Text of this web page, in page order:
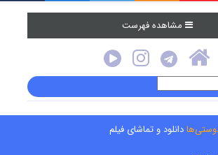
مشاهده فهرست
دانلود و تماشای فیلم